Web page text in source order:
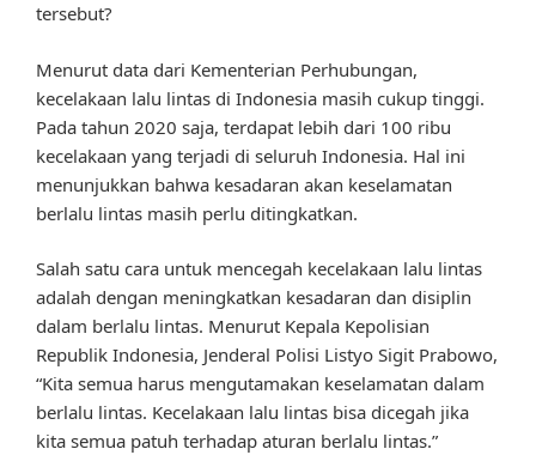
tersebut?
Menurut data dari Kementerian Perhubungan,
kecelakaan lalu lintas di Indonesia masih cukup tinggi.
Pada tahun 2020 saja, terdapat lebih dari 100 ribu
kecelakaan yang terjadi di seluruh Indonesia. Hal ini
menunjukkan bahwa kesadaran akan keselamatan
berlalu lintas masih perlu ditingkatkan.
Salah satu cara untuk mencegah kecelakaan lalu lintas
adalah dengan meningkatkan kesadaran dan disiplin
dalam berlalu lintas. Menurut Kepala Kepolisian
Republik Indonesia, Jenderal Polisi Listyo Sigit Prabowo,
“Kita semua harus mengutamakan keselamatan dalam
berlalu lintas. Kecelakaan lalu lintas bisa dicegah jika
kita semua patuh terhadap aturan berlalu lintas.”